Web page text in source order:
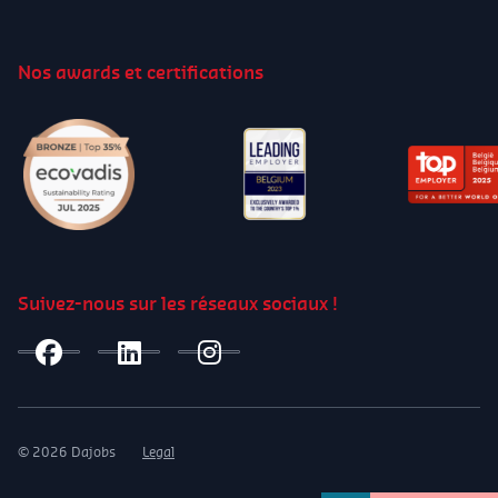
services par ménage par an (1000 x 0,25 € =
valable 1 an et non cumulable avec d’autres
réductions. La ristourne sera remboursée aux
clients actifs en février et calculée sur base des
titres-services collectés au nom du
Nos awards et certifications
Suivez-nous sur les réseaux sociaux !
© 2026 Dajobs Legal